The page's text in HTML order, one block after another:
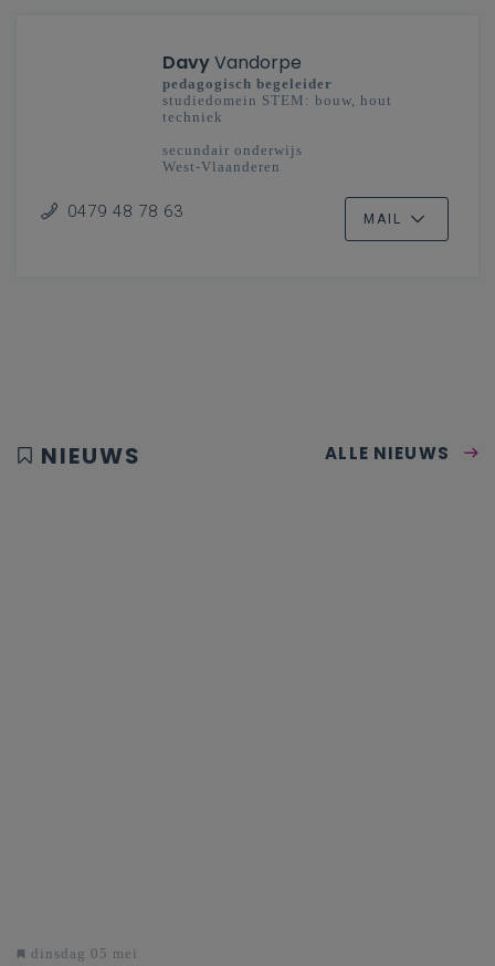
DavyVandorpe
pedagogisch begeleider
studiedomein STEM: bouw, hout
techniek
secundair onderwijs
West-Vlaanderen
0479 48 78 63 MAIL
NIEUWS ALLE NIEUWS
dinsdag 05 mei